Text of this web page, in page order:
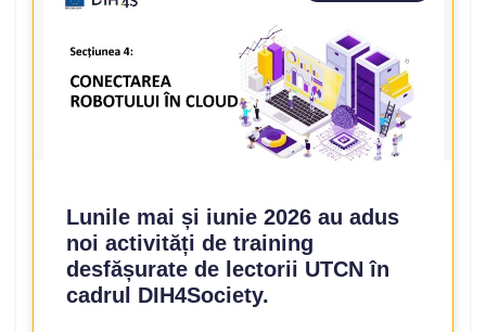
Lunile mai și iunie 2026 au adus
noi activități de training
desfășurate de lectorii UTCN în
cadrul DIH4Society.